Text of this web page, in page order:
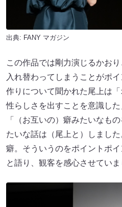
出典: FANY マガジン
この作品では剛力演じるかお
入れ替わってしまうことがポ
作りについて聞かれた尾上は
性らしさを出すことを意識し
「（お互いの）癖みたいなも
たいな話は（尾上と）しまし
癖。そういうのをポイントポイ
と語り、観客を感心させていま